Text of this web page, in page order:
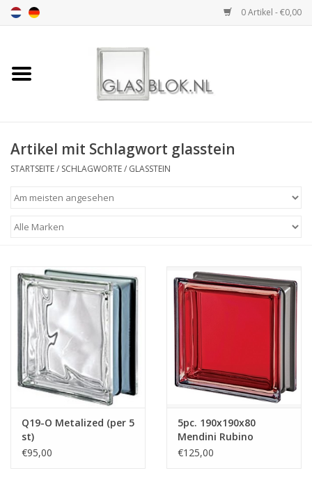
0 Artikel - €0,00
Startseite
DESIGN COLLECTION
COLLECTION
DIMENSION
breezeblock
Assortiment
Artikel mit Schlagwort glasstein
STARTSEITE/ SCHLAGWORTE/ GLASSTEIN
Q19-O Metalized (per 5
st)
€95,00
5pc. 190x190x80
Mendini Rubino
€125,00